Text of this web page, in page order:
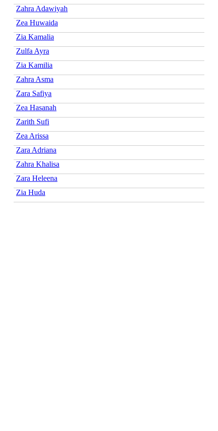
Zahra Adawiyah
Zea Huwaida
Zia Kamalia
Zulfa Ayra
Zia Kamilia
Zahra Asma
Zara Safiya
Zea Hasanah
Zarith Sufi
Zea Arissa
Zara Adriana
Zahra Khalisa
Zara Heleena
Zia Huda